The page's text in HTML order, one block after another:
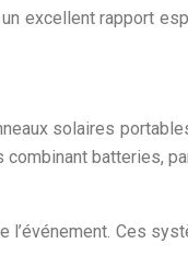
excellent rapport
solaires
batteries,
Ces